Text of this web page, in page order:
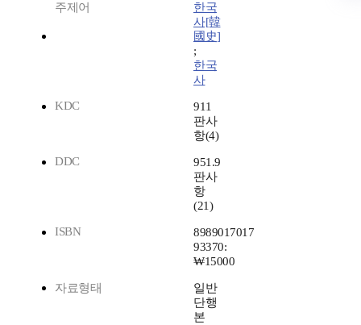
주제어
한국
사[韓
國史]
;
한국
사
KDC
911
판사
항(4)
DDC
951.9
판사
항
(21)
ISBN
8989017017
93370:
₩15000
자료형태
일반
단행
본